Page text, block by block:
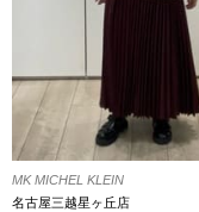
MK MICHEL KLEIN
名古屋三越星ヶ丘店